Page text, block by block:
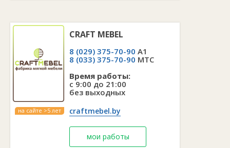
на сайте >5 лет
CRAFT MEBEL
8 (029) 375-70-90 A1
8 (033) 375-70-90 MTC
Время работы:
с 9:00 до 21:00
без выходных
craftmebel.by
мои работы